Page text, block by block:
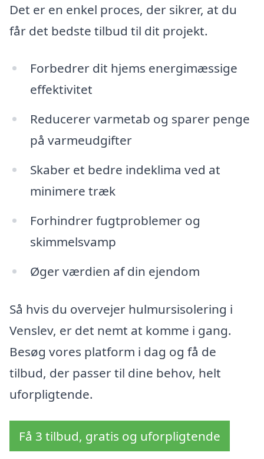
Det er en enkel proces, der sikrer, at du
får det bedste tilbud til dit projekt.
Forbedrer dit hjems energimæssige
effektivitet
Reducerer varmetab og sparer penge
på varmeudgifter
Skaber et bedre indeklima ved at
minimere træk
Forhindrer fugtproblemer og
skimmelsvamp
Øger værdien af din ejendom
Så hvis du overvejer hulmursisolering i
Venslev, er det nemt at komme i gang.
Besøg vores platform i dag og få de
tilbud, der passer til dine behov, helt
uforpligtende.
Få 3 tilbud, gratis og uforpligtende